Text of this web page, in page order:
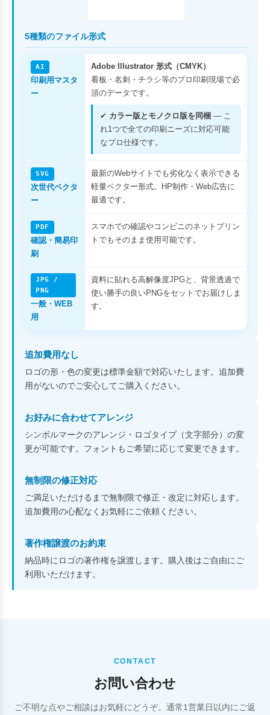
5種類のファイル形式
AI
印刷用マスタ
ー
Adobe Illustrator 形式（CMYK）
看板・名刺・チラシ等のプロ印刷現場で必
須のデータです。
✔ カラー版とモノクロ版を同梱 — こ
れ1つで全ての印刷ニーズに対応可能
なプロ仕様です。
SVG
次世代ベクタ
ー
最新のWebサイトでも劣化なく表示できる
軽量ベクター形式。HP制作・Web広告に
最適です。
PDF
確認・簡易印
刷
スマホでの確認やコンビニのネットプリン
トでもそのまま使用可能です。
JPG /
PNG
一般・WEB
用
資料に貼れる高解像度JPGと、背景透過で
使い勝手の良いPNGをセットでお届けしま
す。
追加費用なし
ロゴの形・色の変更は標準金額で対応いたします。追加費
用がないのでご安心してご購入ください。
お好みに合わせてアレンジ
シンボルマークのアレンジ・ロゴタイプ（文字部分）の変
更が可能です。フォントもご希望に応じて変更できます。
無制限の修正対応
ご満足いただけるまで無制限で修正・改定に対応します。
追加費用の心配なくお気軽にご依頼ください。
著作権譲渡のお約束
納品時にロゴの著作権を譲渡します。購入後はご自由にご
利用いただけます。
CONTACT
お問い合わせ
ご不明な点やご相談はお気軽にどうぞ。通常1営業日以内にご返